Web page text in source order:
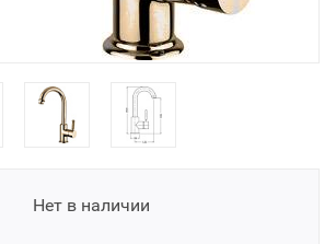
Нет в наличии